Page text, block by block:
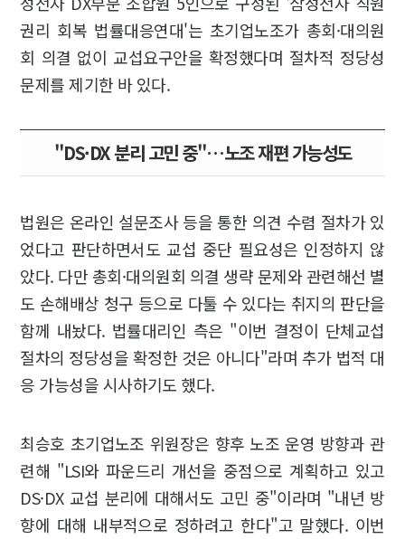
권리 회복 법률대응연대'는 초기업노조가 총회·대의원
회 의결 없이 교섭요구안을 확정했다며 절차적 정당성
문제를 제기한 바 있다.
"DS·DX 분리 고민 중"…노조 재편 가능성도
법원은 온라인 설문조사 등을 통한 의견 수렴 절차가 있
었다고 판단하면서도 교섭 중단 필요성은 인정하지 않
았다. 다만 총회·대의원회 의결 생략 문제와 관련해선 별
도 손해배상 청구 등으로 다툴 수 있다는 취지의 판단을
함께 내놨다. 법률대리인 측은 "이번 결정이 단체교섭
절차의 정당성을 확정한 것은 아니다"라며 추가 법적 대
응 가능성을 시사하기도 했다.
최승호 초기업노조 위원장은 향후 노조 운영 방향과 관
련해 "LSI와 파운드리 개선을 중점으로 계획하고 있고
DS·DX 교섭 분리에 대해서도 고민 중"이라며 "내년 방
향에 대해 내부적으로 정하려고 한다"고 말했다. 이번